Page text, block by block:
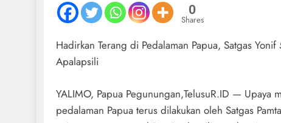
0
Shares
Hadirkan Terang di Pedalaman Papua, Satgas
Apalapsili
YALIMO, Papua Pegunungan,TelusuR.ID — Upaya
pedalaman Papua terus dilakukan oleh Satgas